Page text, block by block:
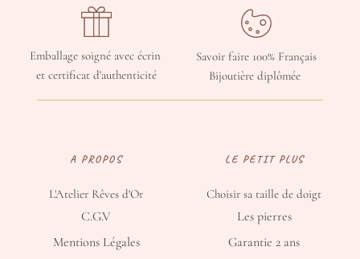
Emballage soigné avec écrin
et certificat d'authenticité
Savoir faire 100% Français
Bijoutière diplômée
A PROPOS
L'Atelier Rêves d'Or
C.G.V
Mentions Légales
LE PETIT PLUS
Choisir sa taille de doigt
Les pierres
Garantie 2 ans